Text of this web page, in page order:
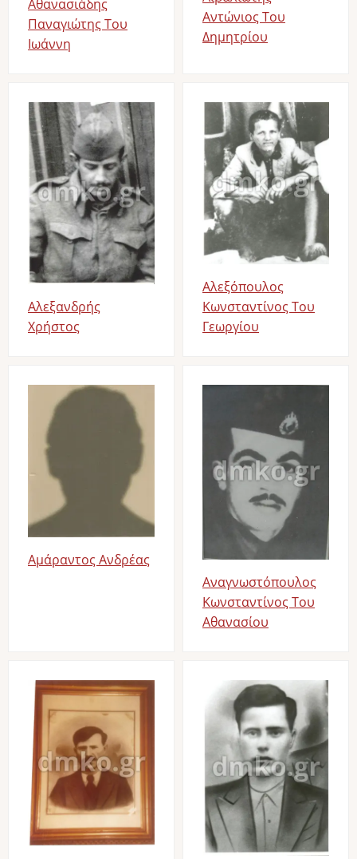
Αθανασιάδης
Παναγιώτης Του
Ιωάννη
Αντώνιος Του
Δημητρίου
Image
Αλεξανδρής
Χρήστος
Image
Αλεξόπουλος
Κωνσταντίνος Του
Γεωργίου
Image
Αμάραντος Ανδρέας
Αναγνωστόπουλος
Κωνσταντίνος Του
Αθανασίου
Image Image